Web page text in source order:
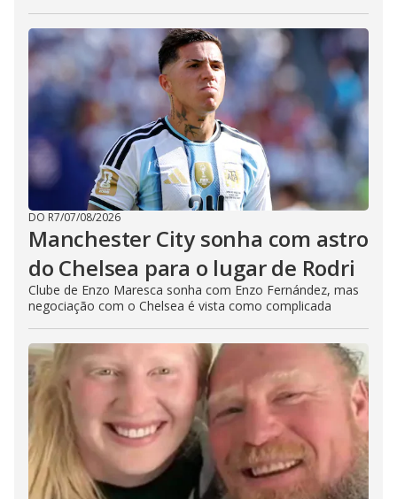
DO R7/07/08/2026
Manchester City sonha com astro
do Chelsea para o lugar de Rodri
Clube de Enzo Maresca sonha com Enzo Fernández, mas
negociação com o Chelsea é vista como complicada